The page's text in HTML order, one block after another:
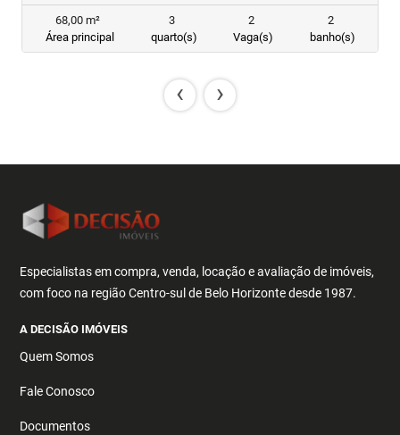
68,00 m²
Área principal
3
quarto(s)
2
Vaga(s)
2
banho(s)
‹ ›
Especialistas em compra, venda, locação e avaliação de imóveis,
com foco na região Centro-sul de Belo Horizonte desde 1987.
A DECISÃO IMÓVEIS
Quem Somos
Fale Conosco
Documentos